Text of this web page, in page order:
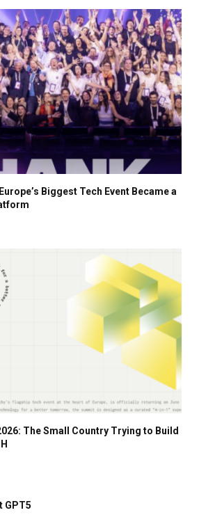
Biggest Tech Event Became a
The Small Country Trying to Build
GPT5